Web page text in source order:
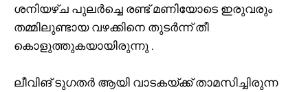
ശനിയഴ്ച പുലർച്ചെ രണ്ട് മണിയോടെ ഇരുവരും
തമ്മിലുണ്ടായ വഴക്കിനെ തുടർന്ന് തീ
കൊളുത്തുകയായിരുന്നു .
ലീവിങ് ടുഗതർ ആയി വാടകയ്ക്ക് താമസിച്ചിരുന്ന